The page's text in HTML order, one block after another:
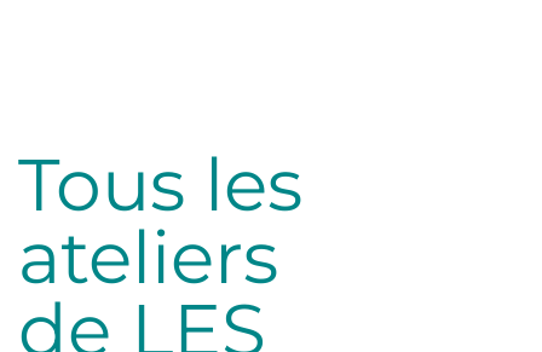
Tous les
ateliers
de LES